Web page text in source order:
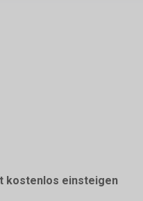
kostenlos einsteigen